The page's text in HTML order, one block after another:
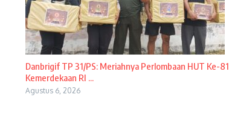
Danbrigif TP 31/PS: Meriahnya Perlombaan HUT Ke-81
Kemerdekaan RI ...
Agustus 6, 2026